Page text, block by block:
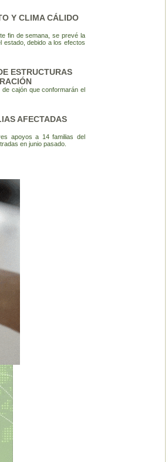
Y CLIMA CÁLIDO
fin de semana, se prevé la
estado, debido a los efectos
ESTRUCTURAS
cajón que conformarán el
AFECTADAS
apoyos a 14 familias del
en junio pasado.